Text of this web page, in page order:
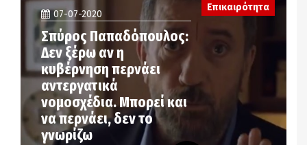
07-07-2020
Σπύρος Παπαδόπουλος:
Δεν ξέρω αν η
κυβέρνηση περνάει
αντεργατικά
νομοσχέδια. Μπορεί και
να περνάει, δεν το
γνωρίζω
Επικαιρότητα